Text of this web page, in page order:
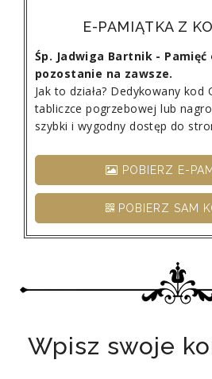
E-PAMIĄTKA Z
Śp. Jadwiga Bartnik - Pamięć
pozostanie na zawsze.
Jak to działa? Dedykowany kod
tabliczce pogrzebowej lub
szybki i wygodny dostęp do
POBIERZ E-
POBIERZ SAM
Wpisz swoje